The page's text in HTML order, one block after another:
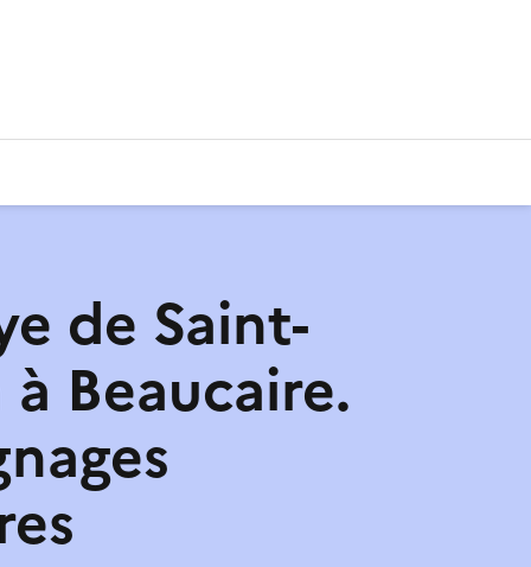
de Saint-
Beaucaire.